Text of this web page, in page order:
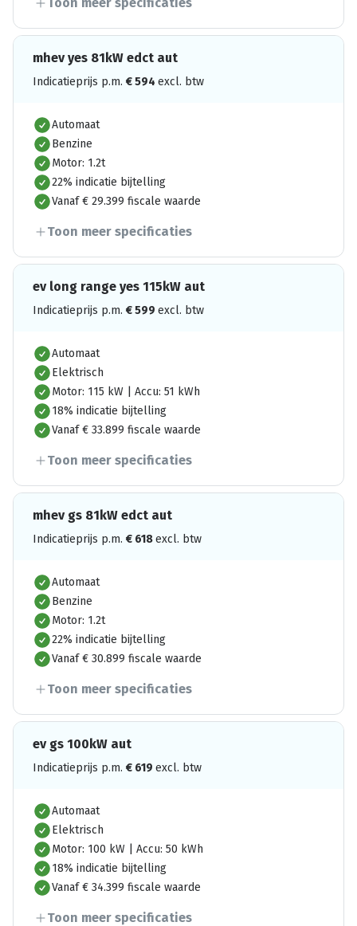
mhev yes 81kW edct aut
Indicatieprijs p.m. €594 excl. btw
Automaat
Benzine
Motor: 1.2t
22% indicatie bijtelling
Vanaf € 29.399 fiscale waarde
Toon meer specificaties
ev long range yes 115kW aut
Indicatieprijs p.m. €599 excl. btw
Automaat
Elektrisch
Motor: 115 kW | Accu: 51 kWh
18% indicatie bijtelling
Vanaf € 33.899 fiscale waarde
Toon meer specificaties
mhev gs 81kW edct aut
Indicatieprijs p.m. € 618excl. btw
Automaat
Benzine
Motor: 1.2t
22% indicatie bijtelling
Vanaf € 30.899 fiscale waarde
Toon meer specificaties
ev gs 100kW aut
Indicatieprijs p.m. € 619 excl. btw
Automaat
Elektrisch
Motor: 100 kW | Accu: 50 kWh
18% indicatie bijtelling
Vanaf € 34.399 fiscale waarde
Toon meer specificaties